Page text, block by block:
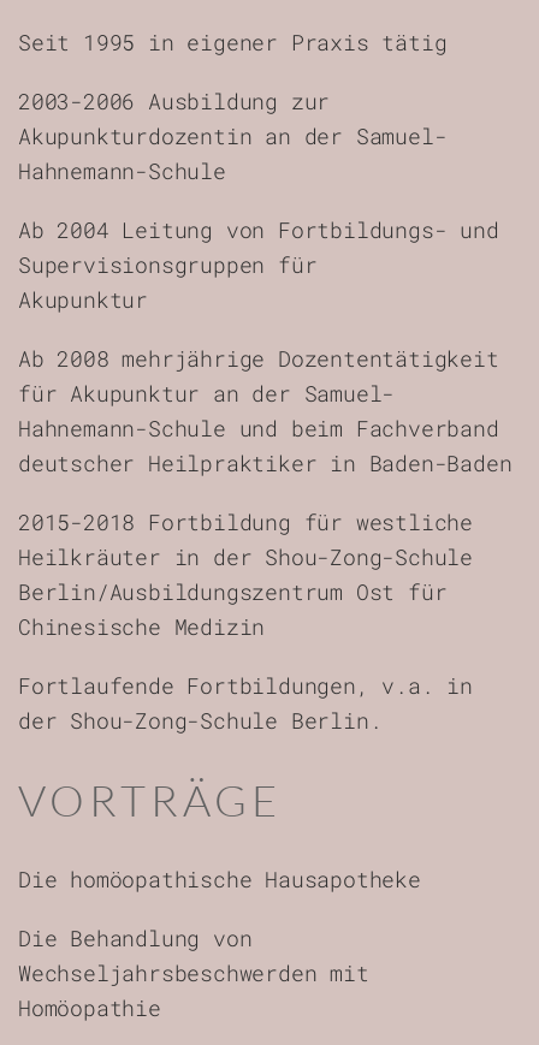
Seit 1995 in eigener Praxis tätig
2003-2006 Ausbildung zur
Akupunkturdozentin an der Samuel-
Hahnemann-Schule
Ab 2004 Leitung von Fortbildungs- und
Supervisionsgruppen für
Akupunktur
Ab 2008 mehrjährige Dozententätigkeit
für Akupunktur an der Samuel-
Hahnemann-Schule und beim Fachverband
deutscher Heilpraktiker in Baden-Baden
2015-2018 Fortbildung für westliche
Heilkräuter in der Shou-Zong-Schule
Berlin/Ausbildungszentrum Ost für
Chinesische Medizin
Fortlaufende Fortbildungen, v.a. in
der Shou-Zong-Schule Berlin.
VORTRÄGE
Die homöopathische Hausapotheke
Die Behandlung von
Wechseljahrsbeschwerden mit
Homöopathie